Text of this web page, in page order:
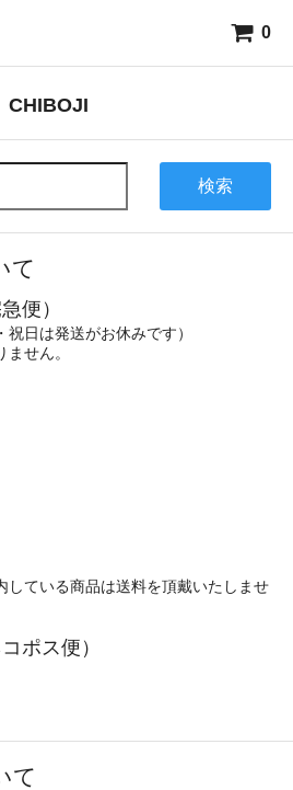
0
CHIBOJI
検索
て
便）
日は発送がお休みです）
せん。
している商品は送料を頂戴いたしませ
ポス便）
て